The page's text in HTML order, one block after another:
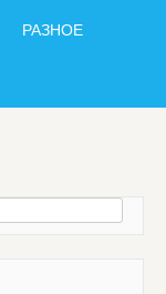
РАЗНОЕ